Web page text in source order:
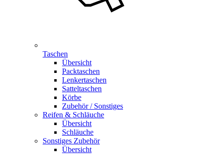
Taschen
Übersicht
Packtaschen
Lenkertaschen
Satteltaschen
Körbe
Zubehör / Sonstiges
Reifen & Schläuche
Übersicht
Schläuche
Sonstiges Zubehör
Übersicht